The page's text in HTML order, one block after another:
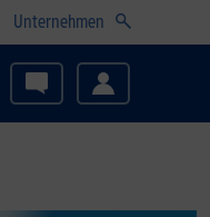
Unternehmen